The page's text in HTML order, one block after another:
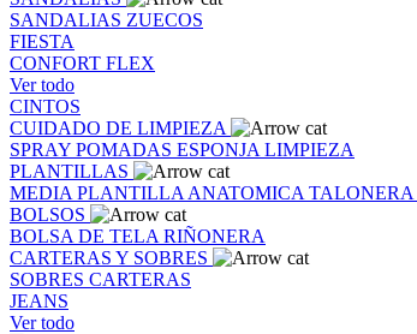
SANDALIAS ZUECOS
FIESTA
CONFORT FLEX
Ver todo
CINTOS
CUIDADO DE LIMPIEZA
SPRAY POMADAS ESPONJA LIMPIEZA
PLANTILLAS
MEDIA PLANTILLA ANATOMICA TALONERA
BOLSOS
BOLSA DE TELA RIÑONERA
CARTERAS Y SOBRES
SOBRES CARTERAS
JEANS
Ver todo